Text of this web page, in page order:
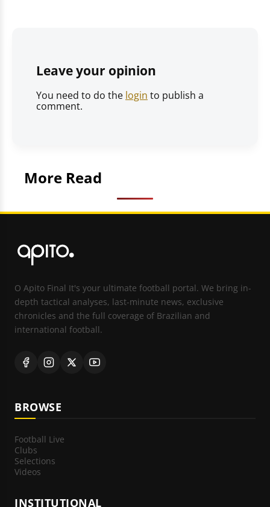
Leave your opinion
You need to do the login to publish a
comment.
More Read
O Apito Final It's your ultimate football portal. We bring in-
depth tactical analyses, last-minute news, exclusive
chronicles and the full coverage of Brazilian and
international football.
BROWSE
Football Live
Clubs
Selections
Videos
INSTITUTIONAL